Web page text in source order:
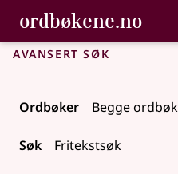
Gå til hovudinnhald
Tilgjenge
ordbøkene.no,
Bokmålsordboka og
Avansert søk
Ordbøker
Søk